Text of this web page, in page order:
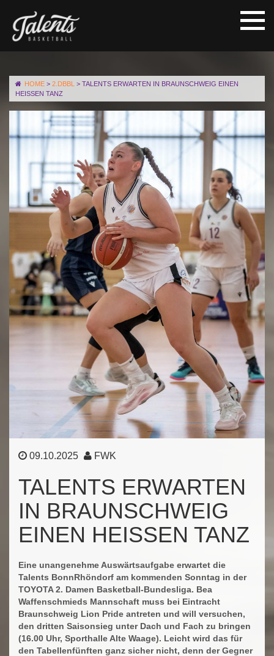
HOME > 2.DBBL > TALENTS ERWARTEN IN BRAUNSCHWEIG EINEN
HEISSEN TANZ
09.10.2025 FWK
TALENTS ERWARTEN
IN BRAUNSCHWEIG
EINEN HEISSEN TANZ
Eine unangenehme Auswärtsaufgabe erwartet die
Talents BonnRhöndorf am kommenden Sonntag in der
TOYOTA 2. Damen Basketball-Bundesliga. Bea
Waffenschmieds Mannschaft muss bei Eintracht
Braunschweig Lion Pride antreten und will versuchen,
den dritten Saisonsieg unter Dach und Fach zu bringen
(16.00 Uhr, Sporthalle Alte Waage). Leicht wird das für
den Tabellenfünften ganz sicher nicht, denn der Gegner